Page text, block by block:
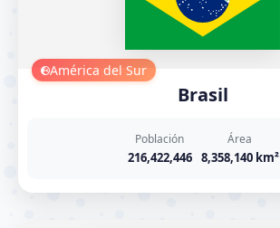
América del Sur
Brasil
Población
216,422,446
Área
8,358,140 km²